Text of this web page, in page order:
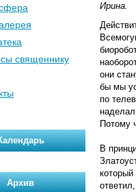
Ирина.
они
бы мы
по
Потому
В
священнику
Архив